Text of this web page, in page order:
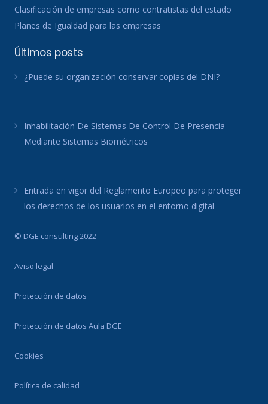
Clasificación de empresas como contratistas del estado
Planes de Igualdad para las empresas
Últimos posts
¿Puede su organización conservar copias del DNI?
Inhabilitación De Sistemas De Control De Presencia
Mediante Sistemas Biométricos
Entrada en vigor del Reglamento Europeo para proteger
los derechos de los usuarios en el entorno digital
© DGE consulting 2022
Aviso legal
Protección de datos
Protección de datos Aula DGE
Cookies
Política de calidad